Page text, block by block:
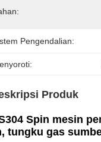
Pengendalian:
Produk
Spin mesin
tungku gas